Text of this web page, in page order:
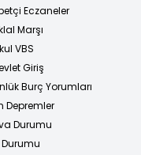
Eczaneler
Marşı
VBS
Giriş
Burç Yorumları
Depremler
Durumu
Durumu